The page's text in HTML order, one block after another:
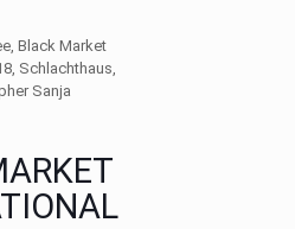
Black Market
Schlachthaus,
Sanja